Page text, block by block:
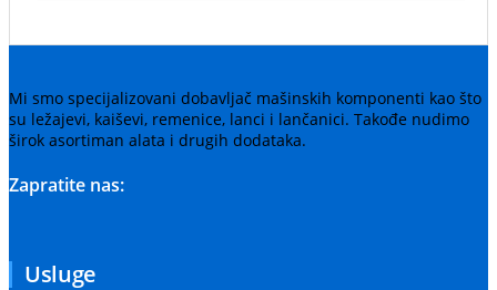
Mi smo specijalizovani dobavljač mašinskih komponenti kao što
su ležajevi, kaiševi, remenice, lanci i lančanici. Takođe nudimo
širok asortiman alata i drugih dodataka.
Zapratite nas:
Usluge